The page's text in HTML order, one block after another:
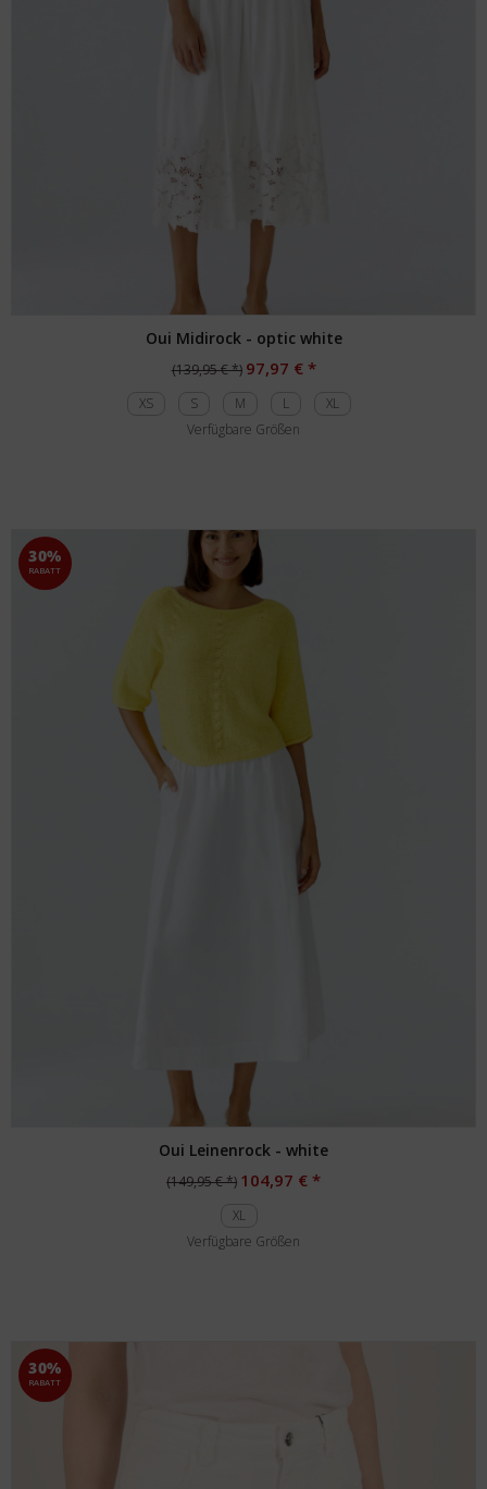
Oui Midirock - optic white
(139,95 € *) 97,97 € *
XS S M L
XL
Verfügbare Größen
30%
RABATT
Oui Leinenrock - white
(149,95 € *) 104,97 € *
XL
Verfügbare Größen
30%
RABATT